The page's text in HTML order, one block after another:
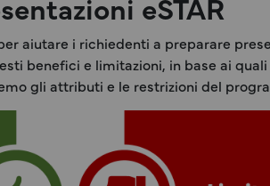
aiutare i richiedenti a preparare
benefici e limitazioni, in base ai
gli attributi e le restrizioni del